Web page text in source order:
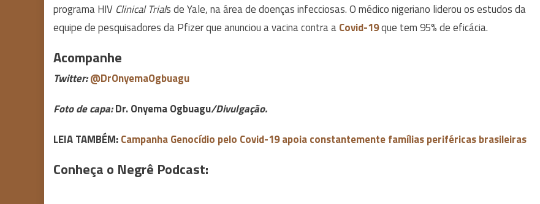
programa HIV Clinical Trials de Yale, na área de doenças infecciosas. O médico nigeriano liderou os estudos da
equipe de pesquisadores da Pfizer que anunciou a vacina contra aCovid-19que tem 95% de eficácia.
Acompanhe
Twitter:@DrOnyemaOgbuagu
Foto de capa:Dr. Onyema Ogbuagu/Divulgação.
LEIA TAMBÉM:Campanha Genocídio pelo Covid-19 apoia constantemente famílias periféricas brasileiras
Conheça o Negrê Podcast: